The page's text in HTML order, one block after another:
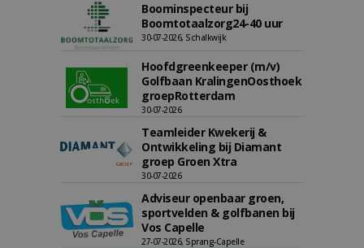
Boominspecteur bij
Boomtotaalzorg24-40 uur
30-07-2026, Schalkwijk
Hoofdgreenkeeper (m/v)
Golfbaan KralingenOosthoek
groepRotterdam
30-07-2026
Teamleider Kwekerij &
Ontwikkeling bij Diamant
groep Groen Xtra
30-07-2026
Adviseur openbaar groen,
sportvelden & golfbanen bij
Vos Capelle
27-07-2026, Sprang-Capelle